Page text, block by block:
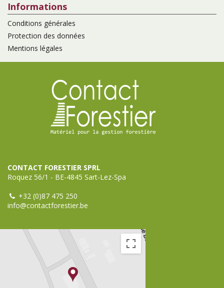
Informations
Conditions générales
Protection des données
Mentions légales
CONTACT FORESTIER SPRL
Roquez 56/1 - BE-4845 Sart-Lez-Spa
+32 (0)87 475 250
info@contactforestier.be